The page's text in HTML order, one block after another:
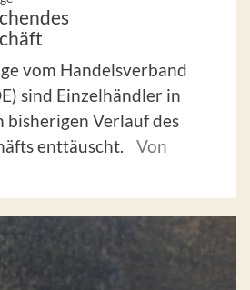
vom Handelsverband
sind Einzelhändler in
bisherigen Verlauf des
enttäuscht.
Von